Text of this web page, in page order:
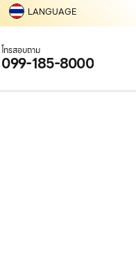
LANGUAGE
โทรสอบถาม
099-185-8000